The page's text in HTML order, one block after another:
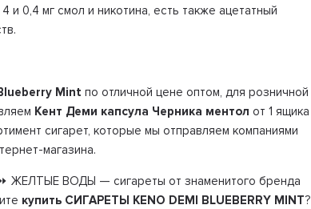
4 и 0,4 мг смол и никотина, есть также ацетатный
Mint по отличной цене оптом, для розничной
Кент Деми капсула Черника ментол от 1 ящика
сигарет, которые мы отправляем компаниями
магазина.
ЖЕЛТЫЕ ВОДЫ — сигареты от знаменитого бренда
купить СИГАРЕТЫ KENO DEMI BLUEBERRY MINT?